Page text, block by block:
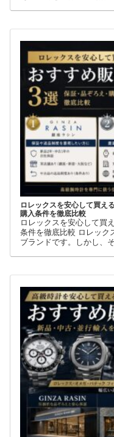
その中でも世界中の時計
GMTマスターIIです。赤
ブランドです。しかし、
ルを購入できないケース
利用しているのが、新品
店です。